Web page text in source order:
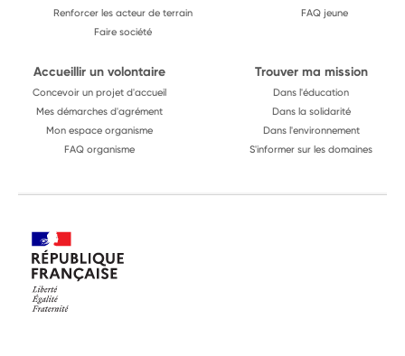
Renforcer les acteur de terrain
Faire société
FAQ jeune
Accueillir un volontaire
Concevoir un projet d'accueil
Mes démarches d'agrément
Mon espace organisme
FAQ organisme
Trouver ma mission
Dans l'éducation
Dans la solidarité
Dans l'environnement
S'informer sur les domaines